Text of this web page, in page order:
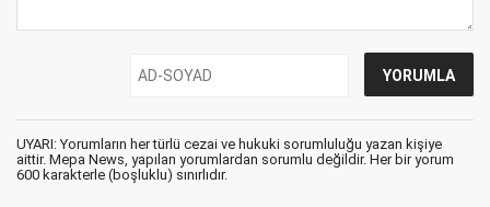
UYARI: Yorumların her türlü cezai ve hukuki sorumluluğu yazan kişiye
aittir. Mepa News, yapılan yorumlardan sorumlu değildir. Her bir yorum
600 karakterle (boşluklu) sınırlıdır.